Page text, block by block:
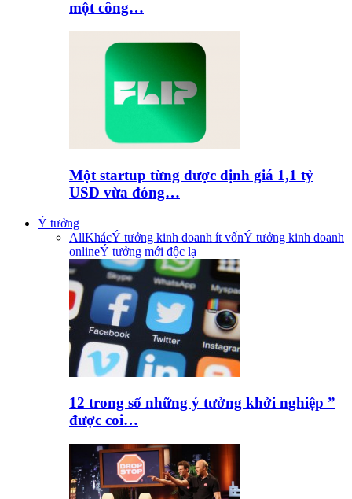
một công…
Một startup từng được định giá 1,1 tỷ
USD vừa đóng…
Ý tưởng
AllKhácÝ tưởng kinh doanh ít vốnÝ tưởng kinh doanh
onlineÝ tưởng mới độc lạ
12 trong số những ý tưởng khởi nghiệp ”
được coi…